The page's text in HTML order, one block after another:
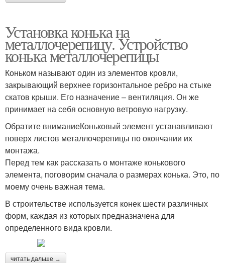
Установка конька на
металлочерепицу. Устройство
конька металлочерепицы
Коньком называют один из элементов кровли,
закрывающий верхнее горизонтальное ребро на стыке
скатов крыши. Его назначение – вентиляция. Он же
принимает на себя основную ветровую нагрузку.
Обратите вниманиеКоньковый элемент устанавливают
поверх листов металлочерепицы по окончании их
монтажа.
Перед тем как рассказать о монтаже конькового
элемента, поговорим сначала о размерах конька. Это, по
моему очень важная тема.
В строительстве используется конек шести различных
форм, каждая из которых предназначена для
определенного вида кровли.
читать дальше →